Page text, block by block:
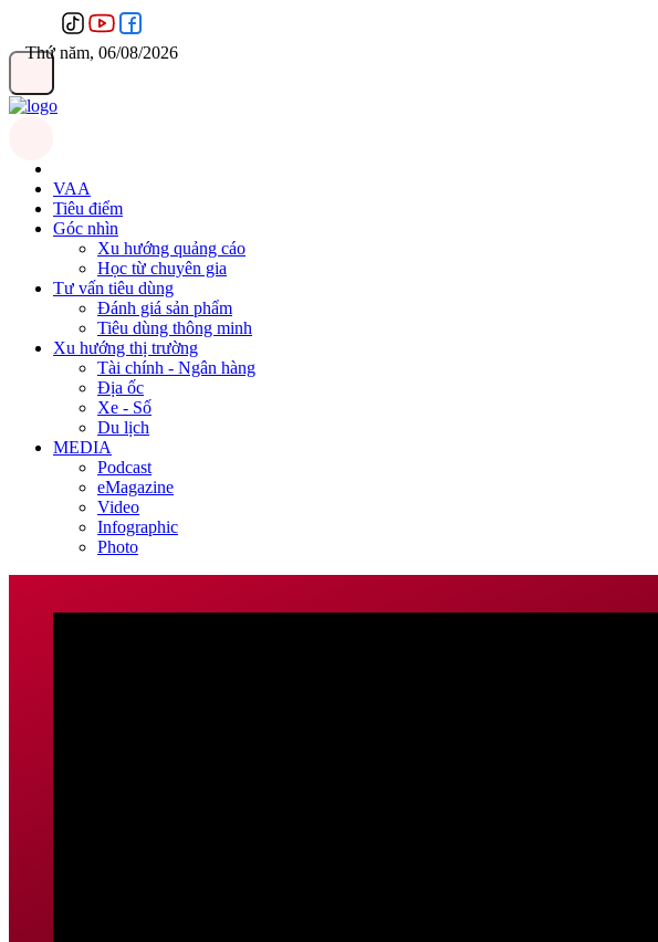
Thứ năm, 06/08/2026
VAA
Tiêu điểm
Góc nhìn
Xu hướng quảng cáo
Học từ chuyên gia
Tư vấn tiêu dùng
Đánh giá sản phẩm
Tiêu dùng thông minh
Xu hướng thị trường
Tài chính - Ngân hàng
Địa ốc
Xe - Số
Du lịch
MEDIA
Podcast
eMagazine
Video
Infographic
Photo